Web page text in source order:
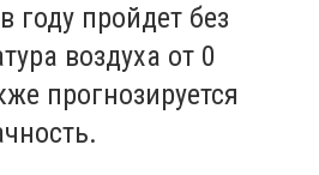
году пройдет без
воздуха от 0
прогнозируется